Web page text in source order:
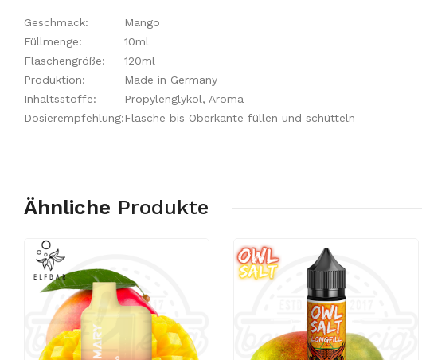
Geschmack:
Mango
Füllmenge:
10ml
Flaschengröße:
120ml
Produktion:
Made in Germany
Inhaltsstoffe:
Propylenglykol, Aroma
Dosierempfehlung:Flasche bis Oberkante füllen und schütteln
Ähnliche Produkte